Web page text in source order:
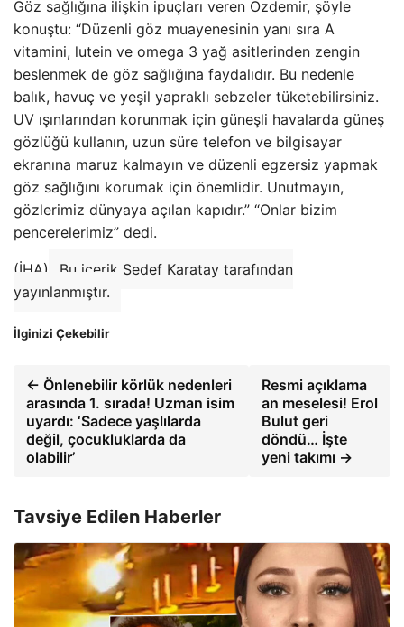
Göz sağlığına ilişkin ipuçları veren Özdemir, şöyle
konuştu: “Düzenli göz muayenesinin yanı sıra A
vitamini, lutein ve omega 3 yağ asitlerinden zengin
beslenmek de göz sağlığına faydalıdır. Bu nedenle
balık, havuç ve yeşil yapraklı sebzeler tüketebilirsiniz.
UV ışınlarından korunmak için güneşli havalarda güneş
gözlüğü kullanın, uzun süre telefon ve bilgisayar
ekranına maruz kalmayın ve düzenli egzersiz yapmak
göz sağlığını korumak için önemlidir. Unutmayın,
gözlerimiz dünyaya açılan kapıdır.” “Onlar bizim
pencerelerimiz” dedi.
(İHA)
Bu içerik Sedef Karatay tarafından
yayınlanmıştır.
İlginizi Çekebilir
← Önlenebilir körlük nedenleri
arasında 1. sırada! Uzman isim
uyardı: ‘Sadece yaşlılarda
değil, çocukluklarda da
olabilir’
Resmi açıklama
an meselesi! Erol
Bulut geri
döndü… İşte
yeni takımı →
Tavsiye Edilen Haberler